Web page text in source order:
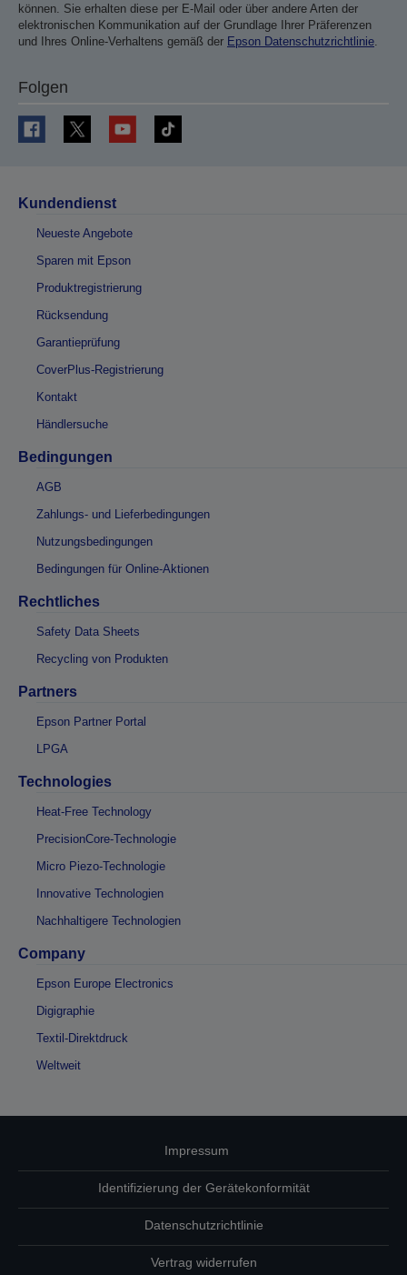
können. Sie erhalten diese per E-Mail oder über andere Arten der
elektronischen Kommunikation auf der Grundlage Ihrer Präferenzen
und Ihres Online-Verhaltens gemäß der Epson Datenschutzrichtlinie
Folgen
Kundendienst
Neueste Angebote
Sparen mit Epson
Produktregistrierung
Rücksendung
Garantieprüfung
CoverPlus-Registrierung
Kontakt
Händlersuche
Bedingungen
AGB
Zahlungs- und Lieferbedingungen
Nutzungsbedingungen
Bedingungen für Online-Aktionen
Rechtliches
Safety Data Sheets
Recycling von Produkten
Partners
Epson Partner Portal
LPGA
Technologies
Heat-Free Technology
PrecisionCore-Technologie
Micro Piezo-Technologie
Innovative Technologien
Nachhaltigere Technologien
Company
Epson Europe Electronics
Digigraphie
Textil-Direktdruck
Weltweit
Impressum
Identifizierung der Gerätekonformität
Datenschutzrichtlinie
Vertrag widerrufen